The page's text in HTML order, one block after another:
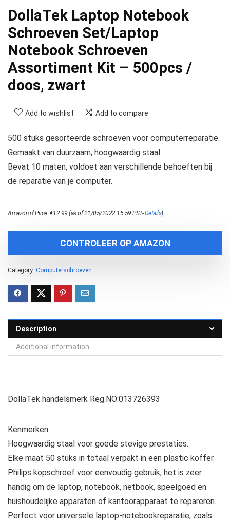
DollaTek Laptop Notebook
Schroeven Set/Laptop
Notebook Schroeven
Assortiment Kit – 500pcs /
doos, zwart
Add to wishlist Add to compare
500 stuks gesorteerde schroeven voor computerreparatie.
Gemaakt van duurzaam, hoogwaardig staal.
Bevat 10 maten, voldoet aan verschillende behoeften bij
de reparatie van je computer.
Amazon.nl Price:€12.99 (as of 21/05/2022 15:59 PST-Details)
CONTROLEER OP AMAZON
Category: Computerschroeven
Description
Additional information
DollaTek handelsmerk Reg.NO:013726393
Kenmerken:
Hoogwaardig staal voor goede stevige prestaties.
Elke maat 50 stuks in totaal verpakt in een plastic koffer.
Philips kopschroef voor eenvoudig gebruik, het is zeer
handig om de laptop, notebook, netbook, speelgoed en
huishoudelijke apparaten of kantoorapparaat te repareren.
Perfect voor universele laptop-notebookreparatie, zoals